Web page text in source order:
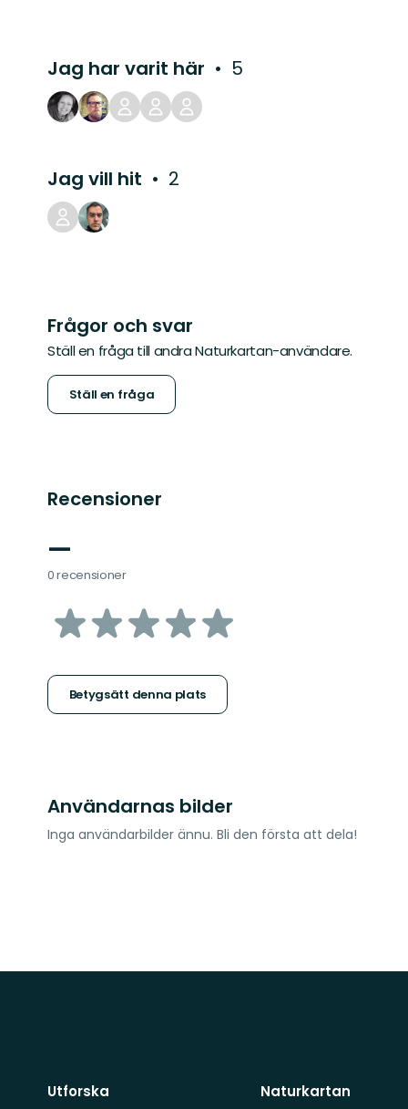
Jag har varit här 5
Jag vill hit 2
Frågor och svar
Ställ en fråga till andra Naturkartan-användare.
Ställ en fråga
Recensioner
—
0 recensioner
av
stjärnor
Betygsätt denna plats
Användarnas bilder
Inga användarbilder ännu. Bli den första att dela!
Utforska Naturkartan